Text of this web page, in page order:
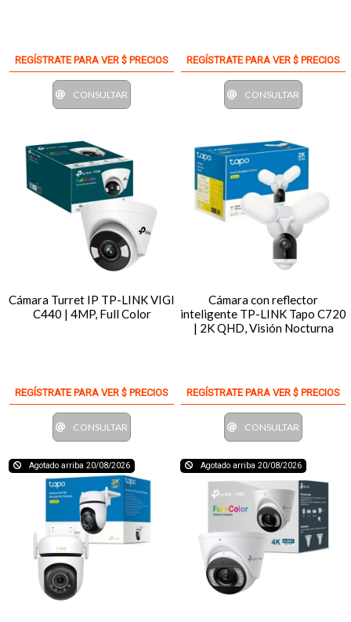
REGÍSTRATE PARA VER $ PRECIOS
CONSULTAR
REGÍSTRATE PARA VER $ PRECIOS
CONSULTAR
Cámara Turret IP TP-LINK VIGI
C440 | 4MP, Full Color
REGÍSTRATE PARA VER $ PRECIOS
CONSULTAR
Cámara con reflector
inteligente TP-LINK Tapo C720
| 2K QHD, Visión Nocturna
REGÍSTRATE PARA VER $ PRECIOS
CONSULTAR
Agotado arriba 20/08/2026 Agotado arriba 20/08/2026